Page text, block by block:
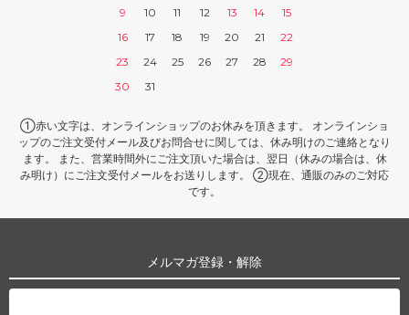
9
10 11 12 13 14
15
16
17 18 19 20 21
22
23
24 25 26 27 28
29
30
31
①赤い文字は、オンラインショップのお休みを頂きます。 オンラインショ
ップのご注文受付メール及びお問合せに関しては、休み明けのご連絡となり
ます。 また、営業時間外にご注文頂いた場合は、翌日（休みの場合は、休
み明け）にご注文受付メールをお送りします。 ②現在、通販のみのご対応
です。
メルマガ登録・解除